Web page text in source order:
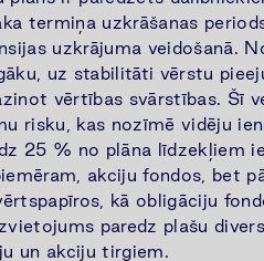
termiņa uzkrāšanas
uzkrājuma veidošanā.
uz stabilitāti vērstu
vērtības svārstības. Šī
risku, kas nozīmē vidēju
25 % no plāna līdzekļiem
akciju fondos, bet
kā obligāciju
paredz plašu
un akciju tirgiem.